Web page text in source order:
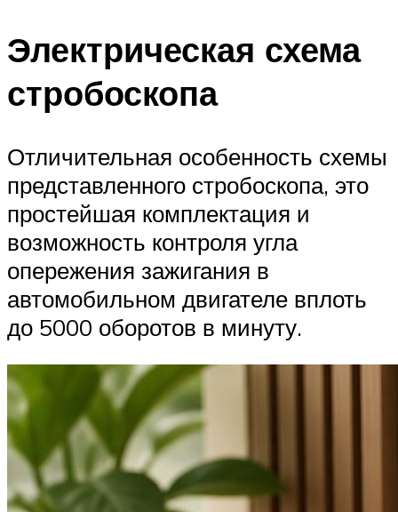
Электрическая схема
стробоскопа
Отличительная особенность схемы
представленного стробоскопа, это
простейшая комплектация и
возможность контроля угла
опережения зажигания в
автомобильном двигателе вплоть
до 5000 оборотов в минуту.